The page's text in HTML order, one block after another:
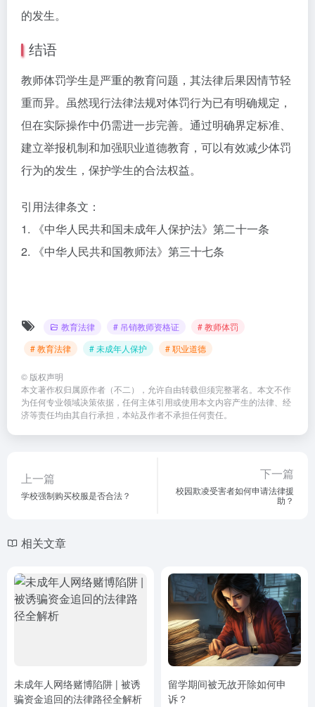
的发生。
结语
教师体罚学生是严重的教育问题，其法律后果因情节轻
重而异。虽然现行法律法规对体罚行为已有明确规定，
但在实际操作中仍需进一步完善。通过明确界定标准、
建立举报机制和加强职业道德教育，可以有效减少体罚
行为的发生，保护学生的合法权益。
引用法律条文：
1. 《中华人民共和国未成年人保护法》第二十一条
2. 《中华人民共和国教师法》第三十七条
教育法律 # 吊销教师资格证
# 教师体罚
# 教育法律
# 未成年人保护 # 职业道德
© 版权声明
本文著作权归属原作者（不二），允许自由转载但须完整署名。本文不作
为任何专业领域决策依据，任何主体引用或使用本文内容产生的法律、经
济等责任均由其自行承担，本站及作者不承担任何责任。
上一篇
学校强制购买校服是否合法？
下一篇
校园欺凌受害者如何申请法律援
助？
相关文章
未成年人网络赌博陷阱 | 被诱
骗资金追回的法律路径全解析
留学期间被无故开除如何申
诉？